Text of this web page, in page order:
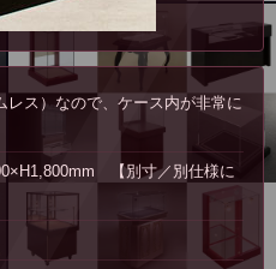
ス）なので、ケース内が非常に
【別寸／別仕様に